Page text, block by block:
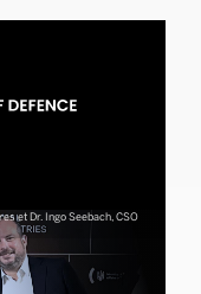
et Dr. Ingo Seebach, CSO